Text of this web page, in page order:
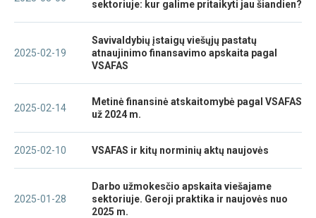
sektoriuje: kur galime pritaikyti jau šiandien?
2025-02-19
Savivaldybių įstaigų viešųjų pastatų
atnaujinimo finansavimo apskaita pagal
VSAFAS
2025-02-14
Metinė finansinė atskaitomybė pagal VSAFAS
už 2024 m.
2025-02-10 VSAFAS ir kitų norminių aktų naujovės
2025-01-28
Darbo užmokesčio apskaita viešajame
sektoriuje. Geroji praktika ir naujovės nuo
2025 m.